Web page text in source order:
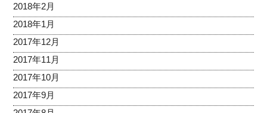
2018年2月
2018年1月
2017年12月
2017年11月
2017年10月
2017年9月